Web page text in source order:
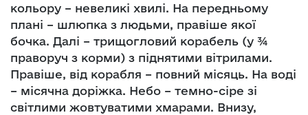
кольору – невеликі хвилі. На передньому
плані – шлюпка з людьми, правіше якої
бочка. Далі – трищогловий корабель (у ¾
праворуч з корми) з піднятими вітрилами.
Правіше, від корабля – повний місяць. На воді
– місячна доріжка. Небо – темно-сіре зі
світлими жовтуватими хмарами. Внизу,